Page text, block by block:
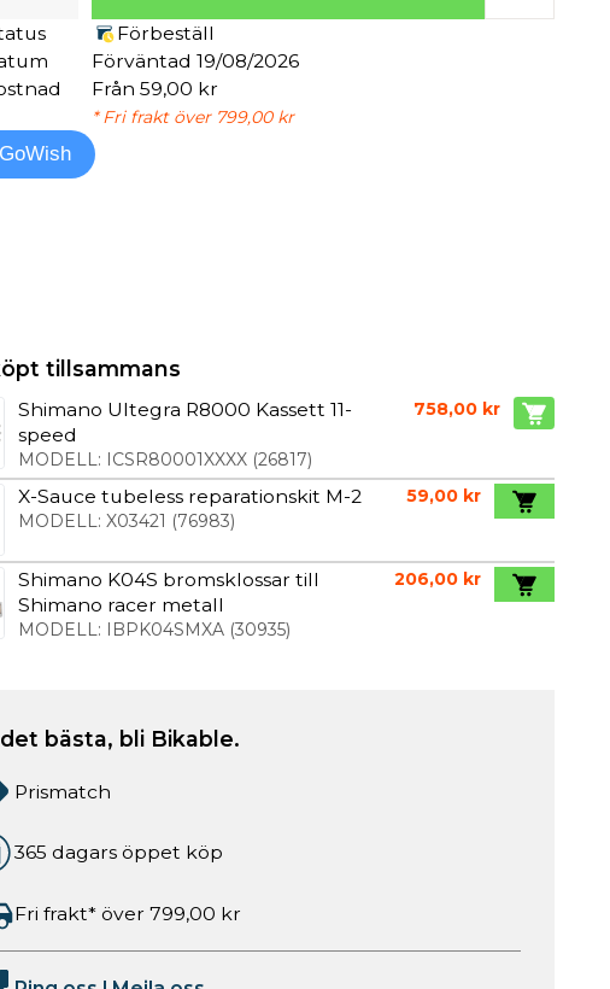
Förbeställ
Förväntad 19/08/2026
Från 59,00 kr
* Fri frakt över 799,00 kr
GoWish
tillsammans
Shimano Ultegra R8000 Kassett 11-
speed
MODELL: ICSR80001XXXX(26817)
758,00 kr
X-Sauce tubeless reparationskit M-2
MODELL: X03421 (76983)
59,00 kr
Shimano K04S bromsklossar till
Shimano racer metall
MODELL: IBPK04SMXA(30935)
206,00 kr
bästa, bli Bikable.
Prismatch
365 dagars öppet köp
Fri frakt* över 799,00 kr